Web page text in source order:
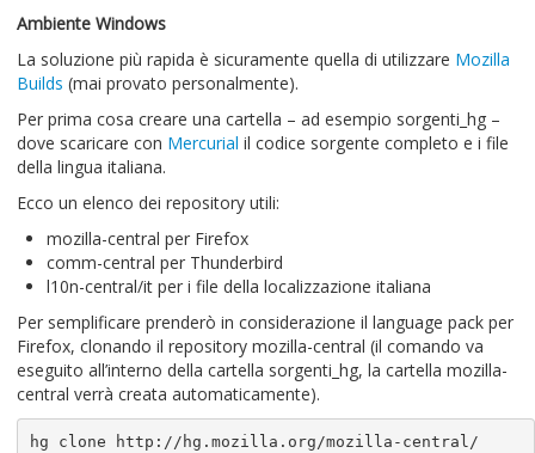
Ambiente Windows
La soluzione più rapida è sicuramente quella di utilizzare Mozilla
Builds (mai provato personalmente).
Per prima cosa creare una cartella – ad esempio sorgenti_hg –
dove scaricare con Mercurial il codice sorgente completo e i file
della lingua italiana.
Ecco un elenco dei repository utili:
mozilla-central per Firefox
comm-central per Thunderbird
l10n-central/it per i file della localizzazione italiana
Per semplificare prenderò in considerazione il language pack per
Firefox, clonando il repository mozilla-central (il comando va
eseguito all’interno della cartella sorgenti_hg, la cartella mozilla-
central verrà creata automaticamente).
hg clone http://hg.mozilla.org/mozilla-central/